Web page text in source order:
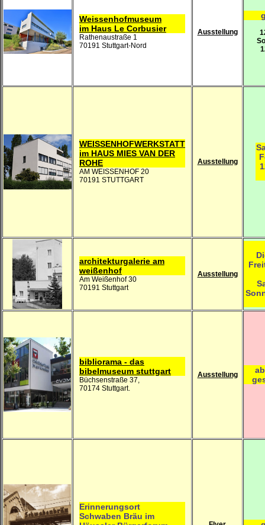
Weissenhofmuseum
im Haus Le Corbusier
Rathenaustraße 1
70191 Stuttgart-Nord
Ausstellung
WEISSENHOFWERKSTATT
im HAUS MIES VAN DER
ROHE
AM WEISSENHOF 20
70191 STUTTGART
Ausstellung
architekturgalerie am
weißenhof
Am Weißenhof 30
70191 Stuttgart
Ausstellung
bibliorama - das
bibelmuseum stuttgart
Büchsenstraße 37,
70174 Stuttgart.
Ausstellung
Erinnerungsort
Schwaben Bräu im